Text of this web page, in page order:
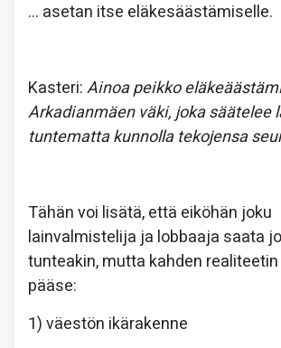
… asetan itse eläkesäästämiselle.
Kasteri:Ainoa peikko
Arkadianmäen väki, joka säätelee
tuntematta kunnolla tekojensa
Tähän voi lisätä, että eiköhän joku
lainvalmistelija ja lobbaaja saata
tunteakin, mutta kahden
pääse:
1) väestön ikärakenne